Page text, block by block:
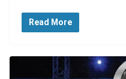
Read More